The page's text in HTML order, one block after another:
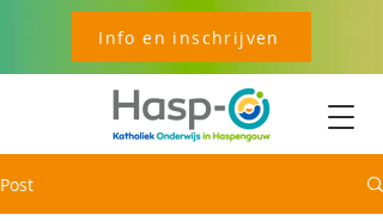
Info en inschrijven
Post